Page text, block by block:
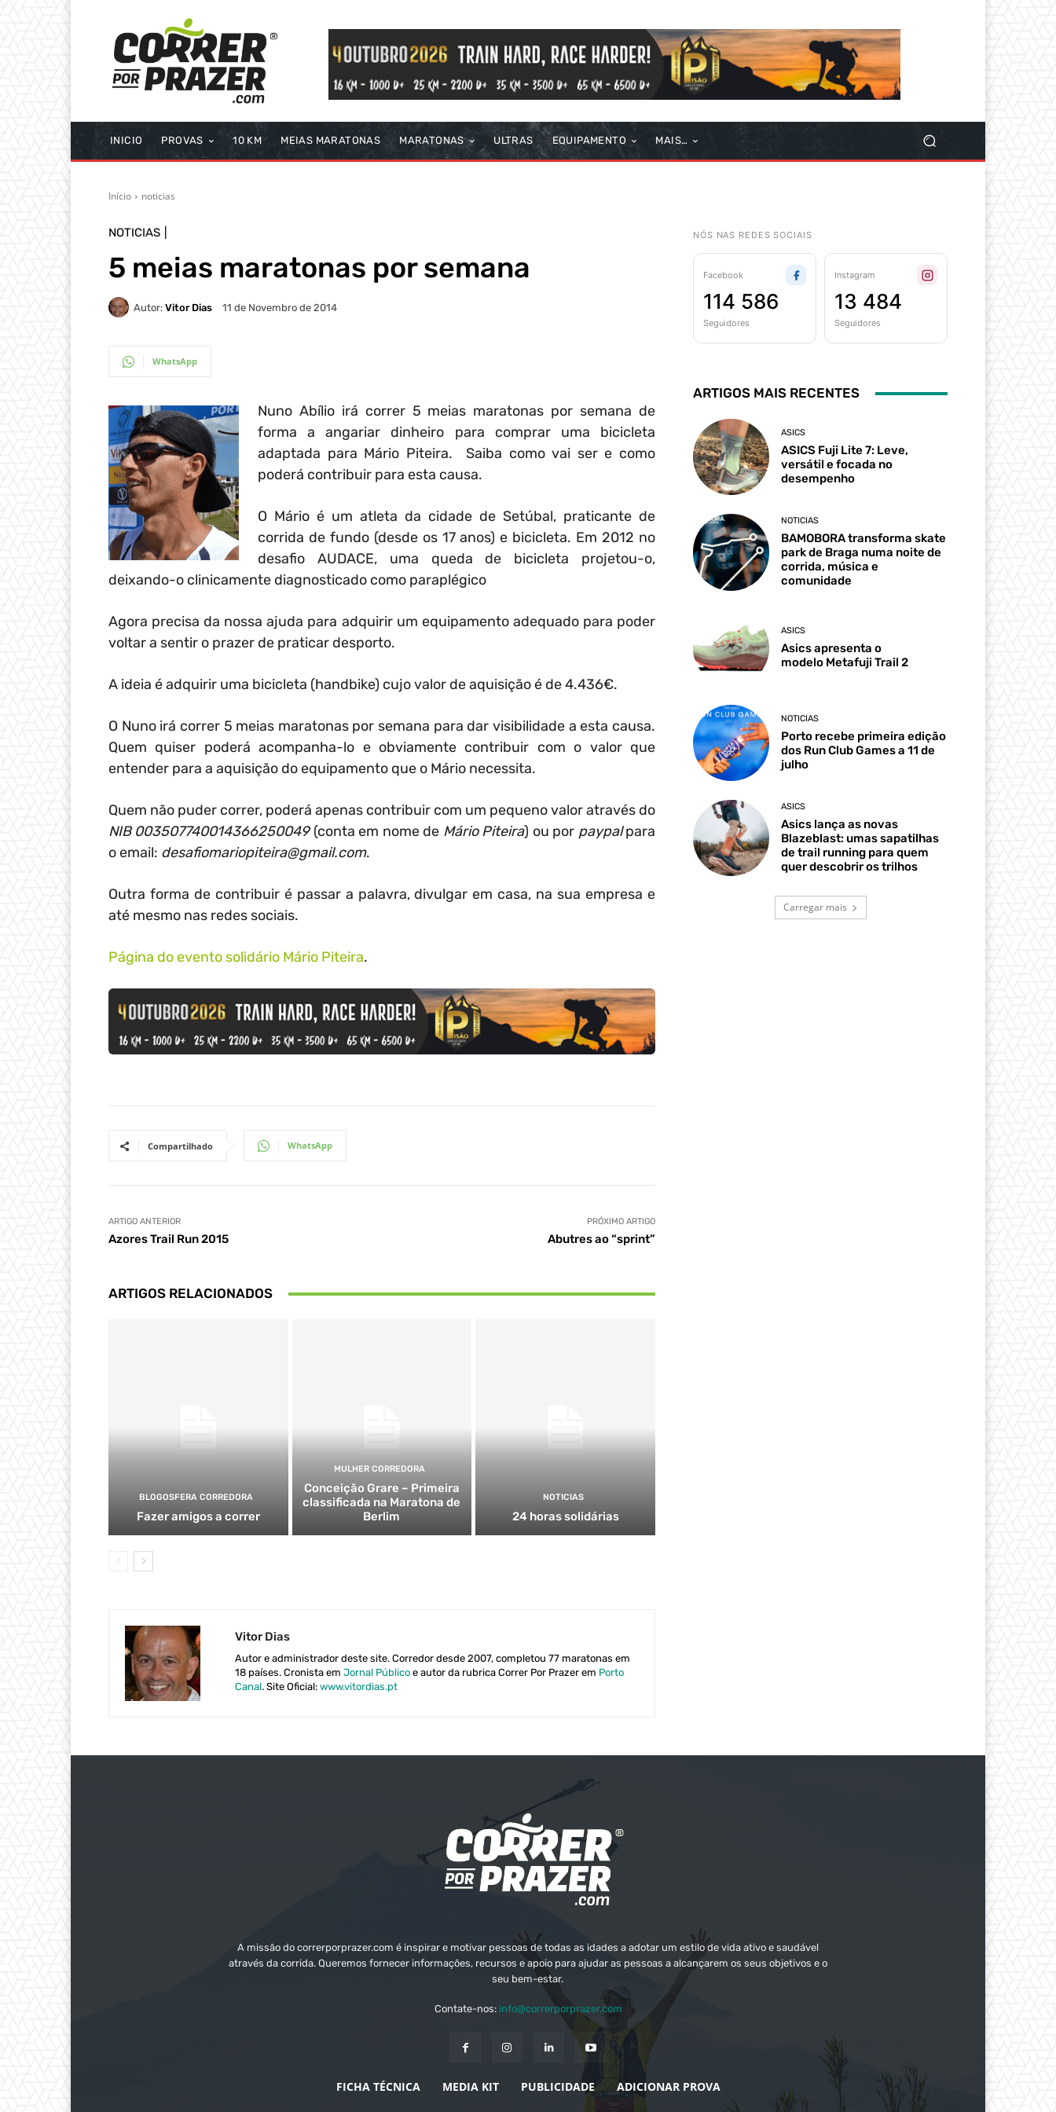
INICIO PROVAS 10 KM MEIAS MARATONAS MARATONAS ULTRAS EQUIPAMENTO MAIS…
Início noticias
NOTICIAS
5 meias maratonas por semana
Autor: Vitor Dias 11 de Novembro de 2014
WhatsApp
Nuno Abílio irá correr 5 meias maratonas por semana de
forma a angariar dinheiro para comprar uma bicicleta
adaptada para Mário Piteira. Saiba como vai ser e como
poderá contribuir para esta causa.
O Mário é um atleta da cidade de Setúbal, praticante de
corrida de fundo (desde os 17 anos) e bicicleta. Em 2012 no
desafio AUDACE, uma queda de bicicleta projetou-o,
deixando-o clinicamente diagnosticado como paraplégico
Agora precisa da nossa ajuda para adquirir um equipamento adequado para poder
voltar a sentir o prazer de praticar desporto.
A ideia é adquirir uma bicicleta (handbike) cujo valor de aquisição é de 4.436€.
O Nuno irá correr 5 meias maratonas por semana para dar visibilidade a esta causa.
Quem quiser poderá acompanha-lo e obviamente contribuir com o valor que
entender para a aquisição do equipamento que o Mário necessita.
Quem não puder correr, poderá apenas contribuir com um pequeno valor através do
NIB 003507740014366250049(conta em nome de Mário Piteira) ou por paypalpara
o email: desafiomariopiteira@gmail.com.
Outra forma de contribuir é passar a palavra, divulgar em casa, na sua empresa e
até mesmo nas redes sociais.
Página do evento solidário Mário Piteira.
Compartilhado WhatsApp
ARTIGO ANTERIOR
Azores Trail Run 2015
PRÓXIMO ARTIGO
Abutres ao “sprint”
ARTIGOS RELACIONADOS
BLOGOSFERA CORREDORA
Fazer amigos a correr
MULHER CORREDORA
Conceição Grare – Primeira
classificada na Maratona de
Berlim
NOTICIAS
24 horas solidárias
Vitor Dias
Autor e administrador deste site. Corredor desde 2007, completou 77 maratonas em
18 países. Cronista em Jornal Público e autor da rubrica Correr Por Prazer em Porto
Canal. Site Oficial: www.vitordias.pt
NÓS NAS REDES SOCIAIS
Facebook
114 586
Seguidores
Instagram
13 484
Seguidores
ARTIGOS MAIS RECENTES
ASICS
ASICS Fuji Lite 7: Leve,
versátil e focada no
desempenho
NOTICIAS
BAMOBORA transforma skate
park de Braga numa noite de
corrida, música e
comunidade
ASICS
Asics apresenta o
modelo Metafuji Trail 2
NOTICIAS
Porto recebe primeira edição
dos Run Club Games a 11 de
julho
ASICS
Asics lança as novas
Blazeblast: umas sapatilhas
de trail running para quem
quer descobrir os trilhos
Carregar mais
A missão do correrporprazer.com é inspirar e motivar pessoas de todas as idades a adotar um estilo de vida ativo e saudável
através da corrida. Queremos fornecer informações, recursos e apoio para ajudar as pessoas a alcançarem os seus objetivos e o
seu bem-estar.
Contate-nos: info@correrporprazer.com
FICHA TÉCNICA MEDIA KIT PUBLICIDADE ADICIONAR PROVA